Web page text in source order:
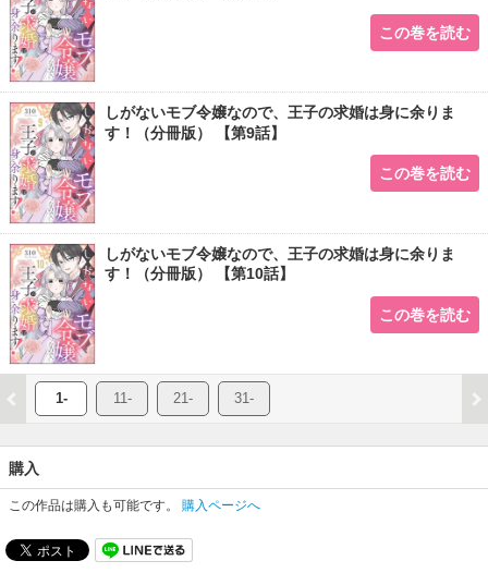
この巻を読む
しがないモブ令嬢なので、王子の求婚は身に余りま
す！（分冊版） 【第9話】
この巻を読む
しがないモブ令嬢なので、王子の求婚は身に余りま
す！（分冊版） 【第10話】
この巻を読む
1- 11- 21- 31-
購入
この作品は購入も可能です。 購入ページへ